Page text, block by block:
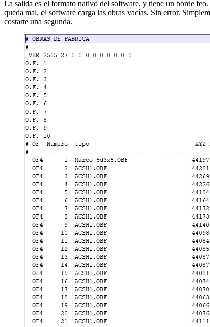
La salida es el formato nativo del software, y tiene un borde
queda mal, el software carga las obras vacías. Sin error.
costarte una segunda.